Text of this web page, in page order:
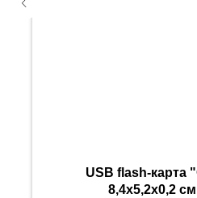
USB flash-карта
8,4х5,2х0,2